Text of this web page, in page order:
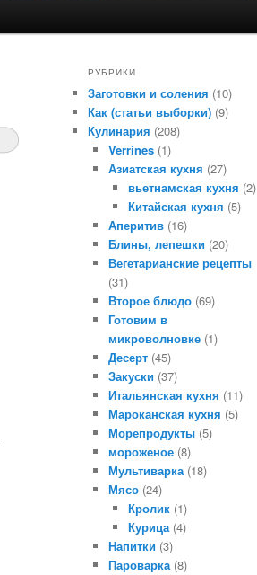
РУБРИКИ
Заготовки и соления (10)
Как (статьи выборки) (9)
Кулинария (208)
Verrines(1)
Азиатская кухня (27)
вьетнамская кухня (2)
Китайская кухня (5)
Аперитив(16)
Блины, лепешки (20)
Вегетарианские рецепты
(31)
Второе блюдо(69)
Готовим в
микроволновке(1)
Десерт(45)
Закуски (37)
Итальянская кухня (11)
Мароканская кухня (5)
Морепродукты(5)
мороженое(8)
Мультиварка(18)
Мясо(24)
Кролик (1)
Курица(4)
Напитки (3)
Пароварка(8)